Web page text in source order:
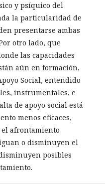
y psíquico del
la particularidad de
presentarse ambas
otro lado, que
las capacidades
aún en formación,
Social, entendido
instrumentales, e
de apoyo social está
menos eficaces,
afrontamiento
o disminuyen el
posibles